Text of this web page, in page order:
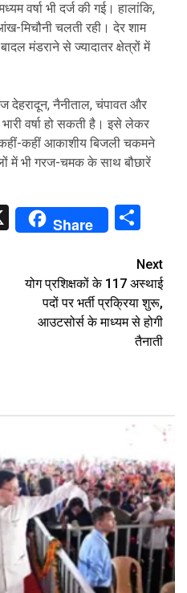
वर्षा भी दर्ज की गई। हालांकि,
मिचौनी चलती रही। देर शाम
मंडराने से ज्यादातर क्षेत्रों में
देहरादून, नैनीताल, चंपावत और
वर्षा हो सकती है। इसे लेकर
कहीं आकाशीय बिजली चकमने
में भी गरज-चमक के साथ बौछारें
X Share
Next
योग प्रशिक्षकों के 117 अस्थाई
पदों पर भर्ती प्रक्रिया शुरू,
आउटसोर्स के माध्यम से होगी
तैनाती